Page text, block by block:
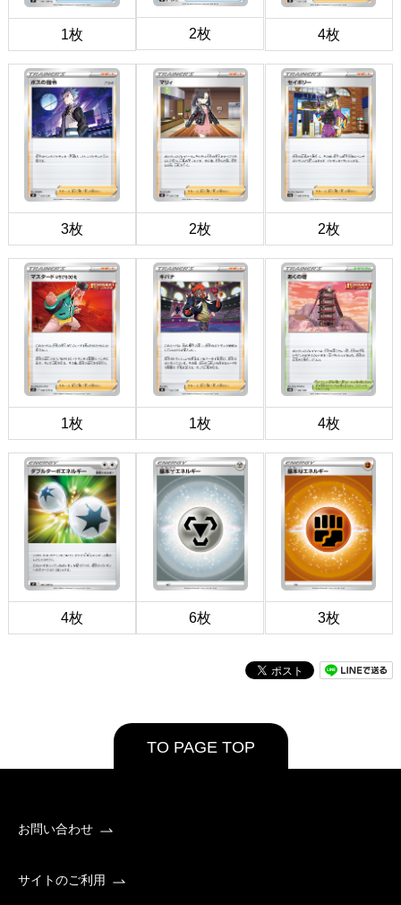
1枚 2枚 4枚
3枚 2枚 2枚
1枚 1枚 4枚
4枚 6枚 3枚
TO PAGE TOP
お問い合わせ
サイトのご利用